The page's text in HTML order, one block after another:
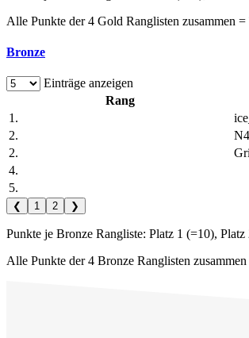
Alle Punkte der 4 Gold Ranglisten zusammen =
Bronze
Einträge anzeigen
Rang
1.
2.
2.
4.
5.
❮ 1 2 ❯
Punkte je Bronze Rangliste: Platz 1 (=10),
Alle Punkte der 4 Bronze Ranglisten